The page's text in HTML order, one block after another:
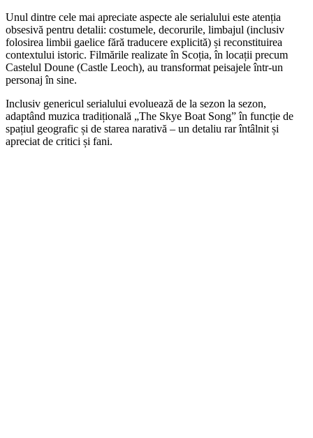
Unul dintre cele mai apreciate aspecte ale serialului este atenția
obsesivă pentru detalii: costumele, decorurile, limbajul (inclusiv
folosirea limbii gaelice fără traducere explicită) și reconstituirea
contextului istoric. Filmările realizate în Scoția, în locații precum
Castelul Doune (Castle Leoch), au transformat peisajele într-un
personaj în sine.
Inclusiv genericul serialului evoluează de la sezon la sezon,
adaptând muzica tradițională „The Skye Boat Song” în funcție de
spațiul geografic și de starea narativă – un detaliu rar întâlnit și
apreciat de critici și fani.